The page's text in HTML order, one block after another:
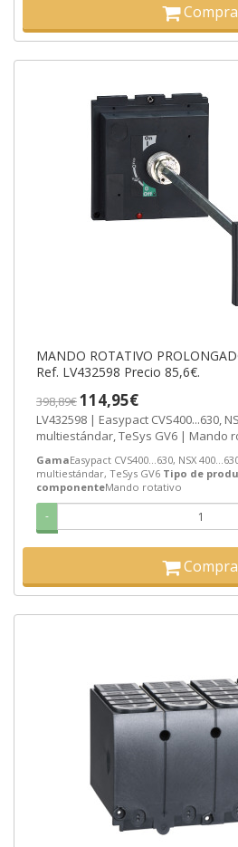
MANDO ROTATIVO
Ref. LV432598 Precio 85,6€.
398,89€114,95€
LV432598 | Easypact CVS400...630,
multiestándar, TeSys GV6 | Mando
GamaEasypact CVS400...630, NSX
multiestándar, TeSys GV6 Tipo de
componenteMando rotativo
-